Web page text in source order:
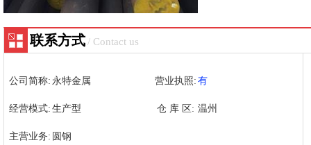
联系方式/ Contact us
公司简称: 永特金属 营业执照: 有
经营模式: 生产型 仓 库 区: 温州
主营业务: 圆钢